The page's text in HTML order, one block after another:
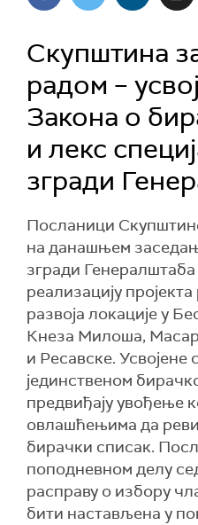
Скупштина
радом –
Закона о
и лекс
згради
Посланици
на данашњем
згради
реализацију
развоја локације у
Кнеза Милоша,
и Ресавске.
јединственом
предвиђају увођење
овлашћењима да
бирачки списак.
поподневном делу
расправу о избору
бити настављена у